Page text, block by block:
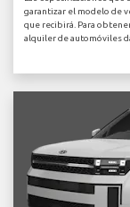
garantizar el modelo de
que recibirá. Para
alquiler de automóviles